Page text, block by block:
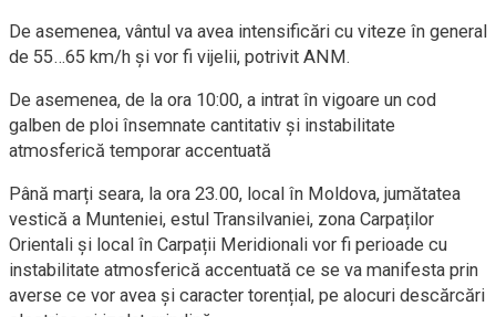
De asemenea, vântul va avea intensificări cu viteze în general
de 55…65 km/h şi vor fi vijelii, potrivit ANM.
De asemenea, de la ora 10:00, a intrat în vigoare un cod
galben de ploi însemnate cantitativ și instabilitate
atmosferică temporar accentuată
Până marți seara, la ora 23.00, local în Moldova, jumătatea
vestică a Munteniei, estul Transilvaniei, zona Carpaților
Orientali și local în Carpații Meridionali vor fi perioade cu
instabilitate atmosferică accentuată ce se va manifesta prin
averse ce vor avea și caracter torențial, pe alocuri descărcări